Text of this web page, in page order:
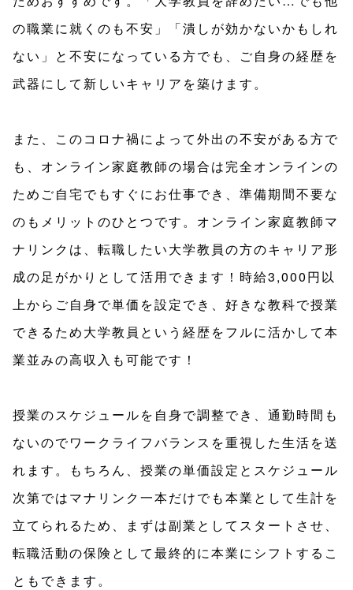
の職業に就くのも不安」「潰しが効かないかもしれ
ない」と不安になっている方でも、ご自身の経歴を
武器にして新しいキャリアを築けます。
また、このコロナ禍によって外出の不安がある方で
も、オンライン家庭教師の場合は完全オンラインの
ためご自宅でもすぐにお仕事でき、準備期間不要な
のもメリットのひとつです。オンライン家庭教師マ
ナリンクは、転職したい大学教員の方のキャリア形
成の足がかりとして活用できます！時給3,000円以
上からご自身で単価を設定でき、好きな教科で授業
できるため大学教員という経歴をフルに活かして本
業並みの高収入も可能です！
授業のスケジュールを自身で調整でき、通勤時間も
ないのでワークライフバランスを重視した生活を送
れます。もちろん、授業の単価設定とスケジュール
次第ではマナリンク一本だけでも本業として生計を
立てられるため、まずは副業としてスタートさせ、
転職活動の保険として最終的に本業にシフトするこ
ともできます。